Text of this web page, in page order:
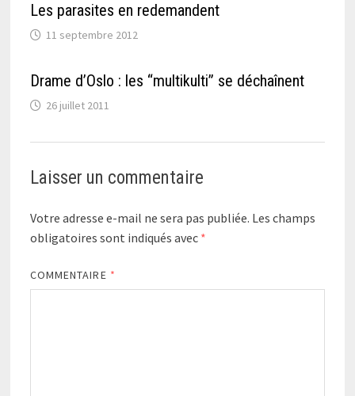
Les parasites en redemandent
11 septembre 2012
Drame d’Oslo : les “multikulti” se déchaînent
26 juillet 2011
Laisser un commentaire
Votre adresse e-mail ne sera pas publiée. Les champs
obligatoires sont indiqués avec *
COMMENTAIRE *